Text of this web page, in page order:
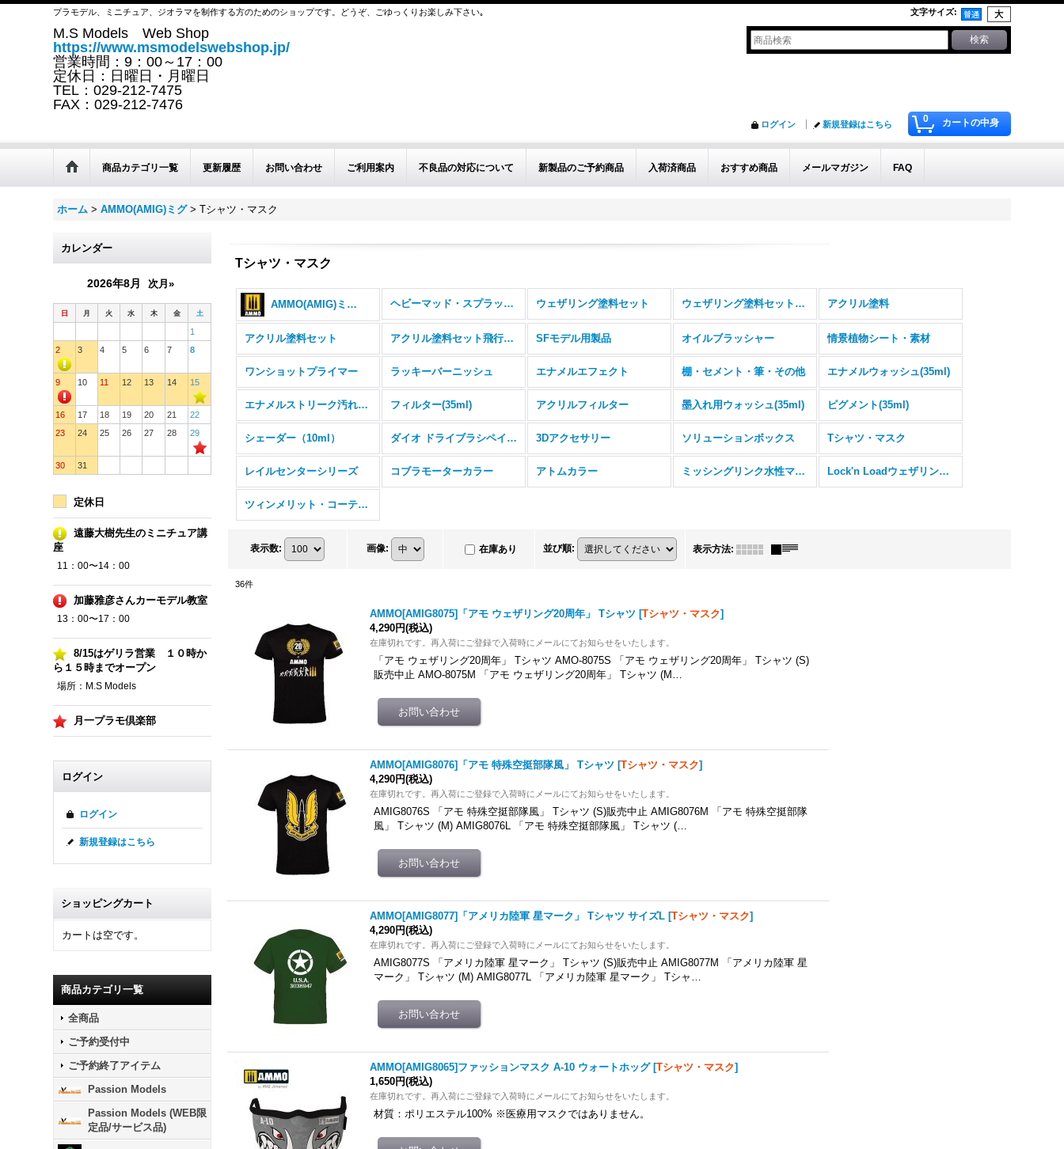
プラモデル、ミニチュア、ジオラマを制作する方のためのショップです。どうぞ、ごゆっくりお楽しみ下さい｡ 文字サイズ:
M.S Models Web Shop
https://www.msmodelswebshop.jp/
営業時間：9：00～17：00
定休日：日曜日・月曜日
TEL：029-212-7475
FAX：029-212-7476
0 カートの中身
ログイン 新規登録はこちら
商品カテゴリ一覧 更新履歴 お問い合わせ ご利用案内 不良品の対応について 新製品のご予約商品 入荷済商品 おすすめ商品 メールマガジン FAQ
ホーム > AMMO(AMIG)ミグ > Tシャツ・マスク
カレンダー
2026年8月 次月»
日 月 火 水 木 金 土
1
2
3 4 5 6 7 8
9 10 11 12 13 14 15
16 17 18 19 20 21
22
23
24 25 26 27 28 29
30 31
定休日
遠藤大樹先生のミニチュア講
座
11：00〜14：00
加藤雅彦さんカーモデル教室
13：00〜17：00
8/15はゲリラ営業 １０時か
ら１５時までオープン
場所：M.S Models
月一プラモ倶楽部
ログイン
ログイン
新規登録はこちら
ショッピングカート
カートは空です。
商品カテゴリ一覧
全商品
ご予約受付中
ご予約終了アイテム
Passion Models
Passion Models (WEB限
定品/サービス品)
Tシャツ・マスク
AMMO(AMIG)ミグ (全商品) ヘビーマッド・スプラッシュシリーズ ウェザリング塗料セット ウェザリング塗料セット飛行機模型用 アクリル塗料
アクリル塗料セット アクリル塗料セット飛行機模型用 SFモデル用製品 オイルブラッシャー 情景植物シート・素材
ワンショットプライマー ラッキーバーニッシュ エナメルエフェクト 棚・セメント・筆・その他 エナメルウォッシュ(35ml)
エナメルストリーク汚れ効果(35ml) フィルター(35ml) アクリルフィルター 墨入れ用ウォッシュ(35ml) ピグメント(35ml)
シェーダー（10ml） ダイオ ドライブラシペイント 3Dアクセサリー ソリューションボックス Tシャツ・マスク
レイルセンターシリーズ コブラモーターカラー アトムカラー ミッシングリンク水性マーカー Lock'n Loadウェザリングペンシルシステム
ツィンメリット・コーティングシリーズ
表示数: 画像: 在庫あり 並び順: 表示方法:
36件
AMMO[AMIG8075]「アモ ウェザリング20周年」 Tシャツ [Tシャツ・マスク]
4,290円(税込)
在庫切れです。再入荷にご登録で入荷時にメールにてお知らせをいたします。
「アモ ウェザリング20周年」 Tシャツ AMO-8075S 「アモ ウェザリング20周年」 Tシャツ (S)
販売中止 AMO-8075M 「アモ ウェザリング20周年」 Tシャツ (M…
AMMO[AMIG8076]「アモ 特殊空挺部隊風」 Tシャツ [Tシャツ・マスク]
4,290円(税込)
在庫切れです。再入荷にご登録で入荷時にメールにてお知らせをいたします。
AMIG8076S 「アモ 特殊空挺部隊風」 Tシャツ (S)販売中止 AMIG8076M 「アモ 特殊空挺部隊
風」 Tシャツ (M) AMIG8076L 「アモ 特殊空挺部隊風」 Tシャツ (…
AMMO[AMIG8077]「アメリカ陸軍 星マーク」 Tシャツ サイズL [Tシャツ・マスク]
4,290円(税込)
在庫切れです。再入荷にご登録で入荷時にメールにてお知らせをいたします。
AMIG8077S 「アメリカ陸軍 星マーク」 Tシャツ (S)販売中止 AMIG8077M 「アメリカ陸軍 星
マーク」 Tシャツ (M) AMIG8077L 「アメリカ陸軍 星マーク」 Tシャ…
AMMO[AMIG8065]ファッションマスク A-10 ウォートホッグ [Tシャツ・マスク]
1,650円(税込)
在庫切れです。再入荷にご登録で入荷時にメールにてお知らせをいたします。
材質：ポリエステル100% ※医療用マスクではありません。